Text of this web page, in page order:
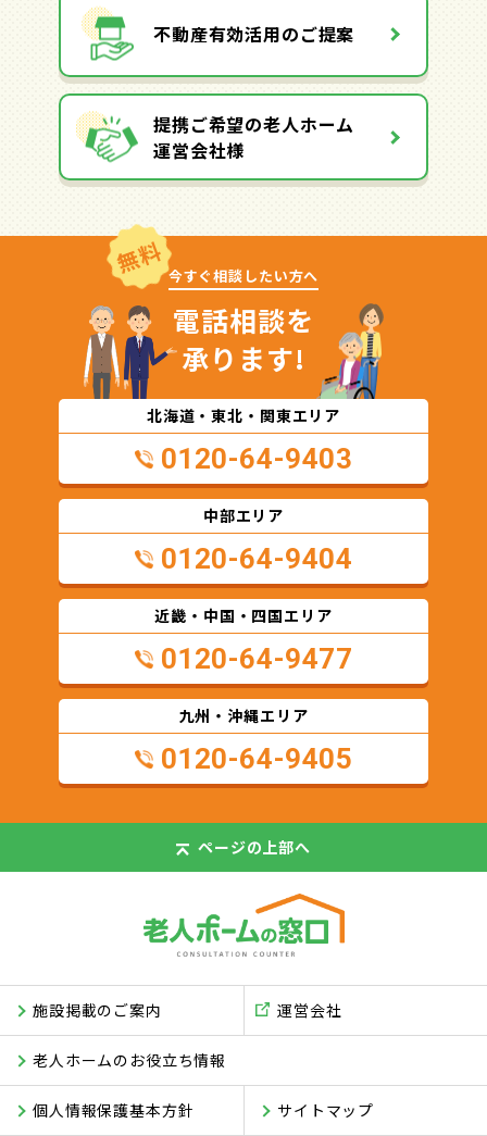
不動産有効活用のご提案
提携ご希望の老人ホーム
運営会社様
無料 今すぐ相談したい方へ
電話相談を
承ります!
北海道・東北・関東エリア
0120-64-9403
中部エリア
0120-64-9404
近畿・中国・四国エリア
0120-64-9477
九州・沖縄エリア
0120-64-9405
ページの上部へ
施設掲載のご案内
老人ホームのお役立ち情報
サイトマップ
運営会社
個人情報保護基本方針